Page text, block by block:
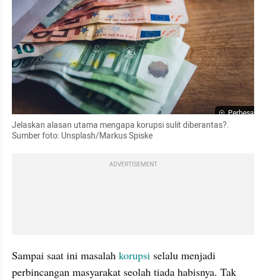
Perbesar
Jelaskan alasan utama mengapa korupsi sulit diberantas?.
Sumber foto: Unsplash/Markus Spiske
ADVERTISEMENT
Sampai saat ini masalah korupsi selalu menjadi
perbincangan masyarakat seolah tiada habisnya. Tak